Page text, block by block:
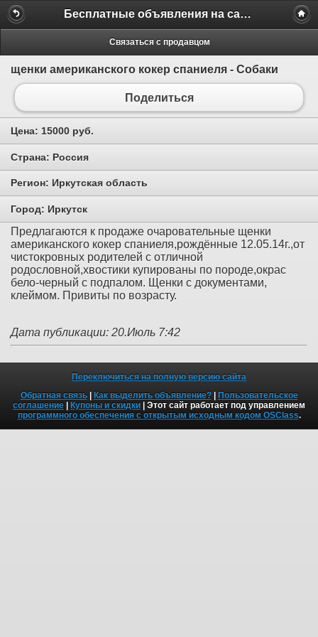
Бесплатные объявления на сайте MILAMO.ru
Связаться с продавцом
щенки американского кокер спаниеля - Собаки
Поделиться
Цена: 15000 руб.
Страна: Россия
Регион: Иркутская область
Город: Иркутск
Предлагаются к продаже очаровательные щенки
американского кокер спаниеля,рождённые 12.05.14г.,от
чистокровных родителей с отличной
родословной,хвостики купированы по породе,окрас
бело-черный с подпалом. Щенки с документами,
клеймом. Привиты по возрасту.
Дата публикации: 20.Июль 7:42
Переключиться на полную версию сайта
Обратная связь| Как выделить объявление?| Пользовательское
соглашение | Купоны и скидки | Этот сайт работает под управлением
программного обеспечения с открытым исходным кодом OSClass.